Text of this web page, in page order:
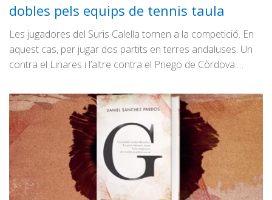
dobles pels equips de tennis taula
Les jugadores del Suris Calella tornen a la competició. En
aquest cas, per jugar dos partits en terres andaluses. Un
contra el Linares i l’altre contra el Priego de Còrdova.…